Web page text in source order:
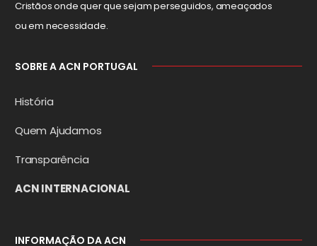
Cristãos onde quer que sejam perseguidos, ameaçados
ou em necessidade.
SOBRE A ACN PORTUGAL
História
Quem Ajudamos
Transparência
ACN INTERNACIONAL
INFORMAÇÃO DA ACN